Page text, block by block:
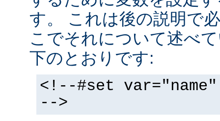
す。 これは後の説明で
こでそれについて述べ
下のとおりです:
<!--#set
-->